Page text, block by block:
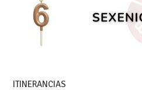
ITINERANCIAS